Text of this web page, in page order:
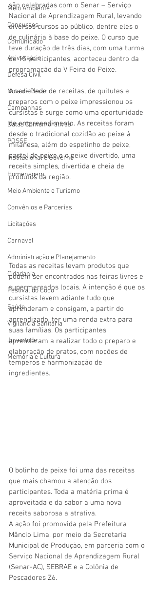
Meio Ambiente
Concursos
Comunicado
Aniversário
Defesa Civil
Nota de Pesar
Campanhas
Datas Comemorativas
POSSE
Institucional e Governo
Homenagem
Meio Ambiente e Turismo
Convênios e Parcerias
Licitações
Carnaval
Administração e Planejamento
Cidadania
Festival do Coco
Saúde
Vigilãncia Sanitária
Juventude
Memória e Cultura
são celebradas com o Senar – Serviço
Nacional de Aprendizagem Rural, levando
diversos cursos ao público, dentre eles o
de culinária à base do peixe. O curso que
teve duração de três dias, com uma turma
de 15 participantes, aconteceu dentro da
programação da V Feira do Peixe.
A variedade de receitas, de quitutes e
preparos com o peixe impressionou os
cursistas e surge como uma oportunidade
de empreendimento. As receitas foram
desde o tradicional cozidão ao peixe à
milanesa, além do espetinho de peixe,
pastel de peixe e o peixe divertido, uma
receita simples, divertida e cheia de
produtos da região.
Todas as receitas levam produtos que
podem ser encontrados nas feiras livres e
supermercados locais. A intenção é que os
cursistas levem adiante tudo que
aprenderam e consigam, a partir do
aprendizado, ter uma renda extra para
suas famílias. Os participantes
aprenderam a realizar todo o preparo e
elaboração de pratos, com noções de
temperos e harmonização de
ingredientes. ⠀
O bolinho de peixe foi uma das receitas
que mais chamou a atenção dos
participantes. Toda a matéria prima é
aproveitada e da sabor a uma nova
receita saborosa a atrativa.
A ação foi promovida pela Prefeitura
Mâncio Lima, por meio da Secretaria
Municipal de Produção, em parceria com o
Serviço Nacional de Aprendizagem Rural
(Senar-AC), SEBRAE e a Colônia de
Pescadores Z6.